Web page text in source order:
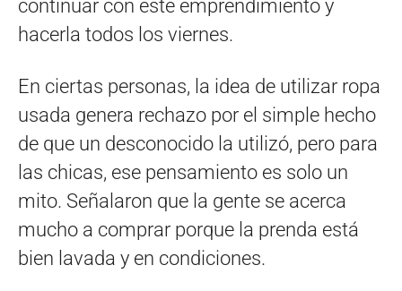
continuar con este emprendimiento y
hacerla todos los viernes.
En ciertas personas, la idea de utilizar ropa
usada genera rechazo por el simple hecho
de que un desconocido la utilizó, pero para
las chicas, ese pensamiento es solo un
mito. Señalaron que la gente se acerca
mucho a comprar porque la prenda está
bien lavada y en condiciones.